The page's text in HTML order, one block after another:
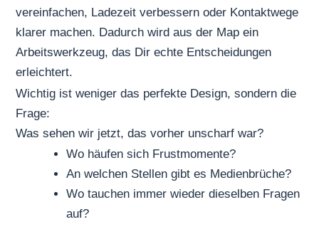
vereinfachen, Ladezeit verbessern oder Kontaktwege
klarer machen. Dadurch wird aus der Map ein
Arbeitswerkzeug, das Dir echte Entscheidungen
erleichtert.
Wichtig ist weniger das perfekte Design, sondern die
Frage:
Was sehen wir jetzt, das vorher unscharf war?
Wo häufen sich Frustmomente?
An welchen Stellen gibt es Medienbrüche?
Wo tauchen immer wieder dieselben Fragen
auf?